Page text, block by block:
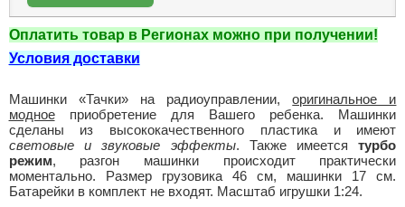
Оплатить товар в Регионах можно при получении!
Условия доставки
Машинки «Тачки» на радиоуправлении,оригинальное и
модноеприобретение для Вашего ребенка. Машинки
сделаны из высококачественного пластика и имеют
световые и звуковые эффекты. Также имеетсятурбо
режим, разгон машинки происходит практически
моментально. Размер грузовика 46 см, машинки 17 см.
Батарейки в комплект не входят. Масштаб игрушки 1:24.